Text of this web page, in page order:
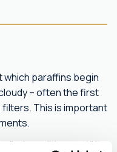
paraffins begin
– often the first
This is important
conditions until it